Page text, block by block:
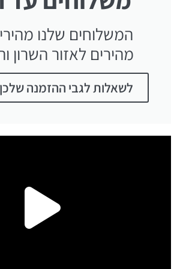
המשלוחים שלנו
מהירים לאזור השרון
לשאלות לגבי ההזמנה